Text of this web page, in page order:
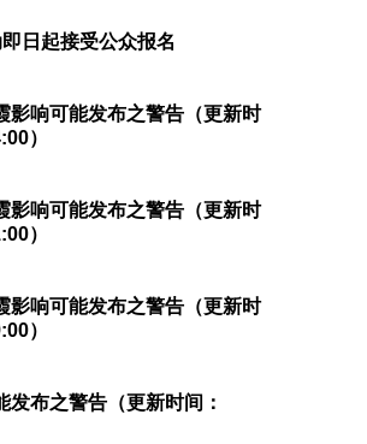
日起接受公众报名
影响可能发布之警告（更新时
）
影响可能发布之警告（更新时
）
影响可能发布之警告（更新时
）
发布之警告（更新时间：